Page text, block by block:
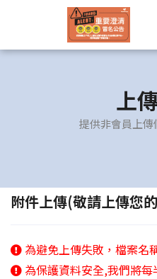
上
提供非會員上傳
附件上傳(敬請上傳您
為避免上傳失敗，檔案名
為保護資料安全,我們將